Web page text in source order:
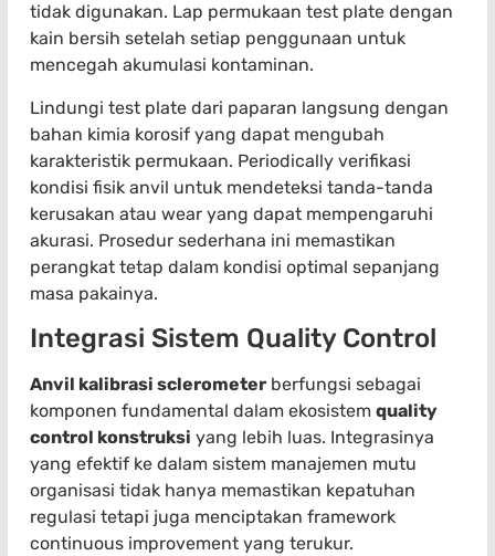
tidak digunakan. Lap permukaan test plate dengan
kain bersih setelah setiap penggunaan untuk
mencegah akumulasi kontaminan.
Lindungi test plate dari paparan langsung dengan
bahan kimia korosif yang dapat mengubah
karakteristik permukaan. Periodically verifikasi
kondisi fisik anvil untuk mendeteksi tanda-tanda
kerusakan atau wear yang dapat mempengaruhi
akurasi. Prosedur sederhana ini memastikan
perangkat tetap dalam kondisi optimal sepanjang
masa pakainya.
Integrasi Sistem Quality Control
Anvil kalibrasi sclerometer berfungsi sebagai
komponen fundamental dalam ekosistem quality
control konstruksi yang lebih luas. Integrasinya
yang efektif ke dalam sistem manajemen mutu
organisasi tidak hanya memastikan kepatuhan
regulasi tetapi juga menciptakan framework
continuous improvement yang terukur.